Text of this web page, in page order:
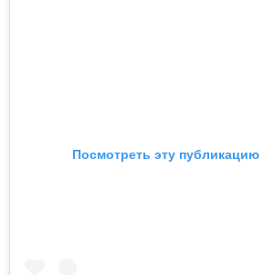
Посмотреть эту публикацию